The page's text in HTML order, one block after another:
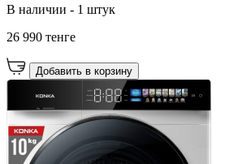
В наличии - 1 штук
26 990 тенге
Добавить в корзину